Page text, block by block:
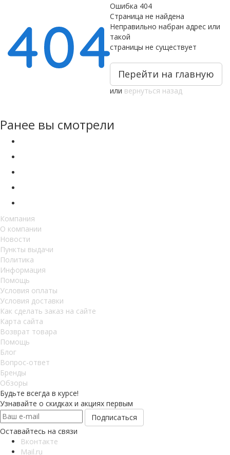
Ошибка 404
Страница не найдена
Неправильно набран адрес или
такой
страницы не существует
Перейти на главную
или вернуться назад
Ранее вы смотрели
Компания
О компании
Новости
Пункты выдачи
Политика
Информация
Помощь
Условия оплаты
Условия доставки
Как сделать заказ на сайте
Карта сайта
Возврат товара
Помощь
Блог
Вопрос-ответ
Бренды
Обзоры
Будьте всегда в курсе!
Узнавайте о скидках и акциях первым
Оставайтесь на связи
Вконтакте
Mail.ru